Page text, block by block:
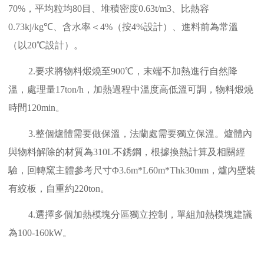
70%，平均粒均80目、堆積密度0.63t/m3、比熱容
0.73kj/kg℃、含水率＜4%（按4%設計）、進料前為常溫
（以20℃設計）。
2.要求將物料煅燒至900℃，末端不加熱進行自然降
溫，處理量17ton/h，加熱過程中溫度高低溫可調，物料煅燒
時間120min。
3.整個爐體需要做保溫，法蘭處需要獨立保溫。爐體內
與物料解除的材質為310L不銹鋼，根據換熱計算及相關經
驗，回轉窯主體參考尺寸Φ3.6m*L60m*Thk30mm，爐內壁裝
有絞板，自重約220ton。
4.選擇多個加熱模塊分區獨立控制，單組加熱模塊建議
為100-160kW。